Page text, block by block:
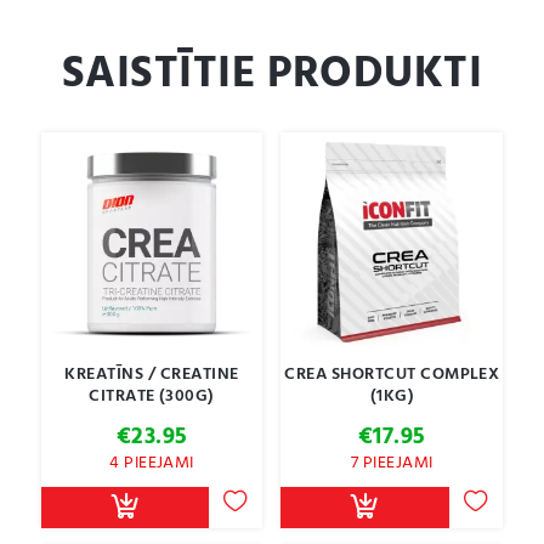
SAISTĪTIE PRODUKTI
KREATĪNS / CREATINE
CITRATE (300G)
€23.95
4 PIEEJAMI
CREA SHORTCUT COMPLEX
(1KG)
€17.95
7 PIEEJAMI